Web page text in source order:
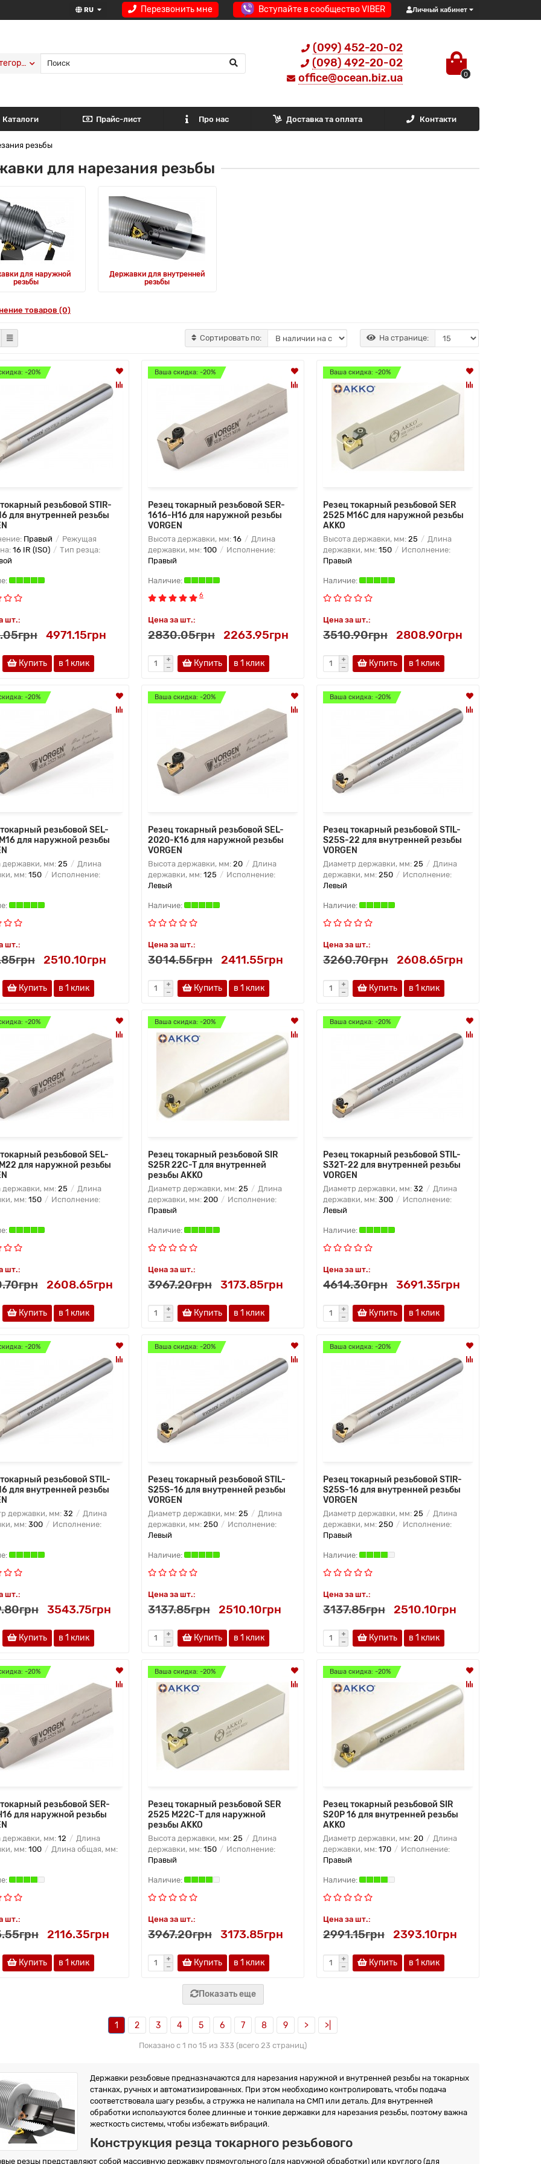
Перезвонить мне Вступайте в сообщество VIBER Личный кабинет
RU
(099) 452-20-02
(098) 492-20-02
office@ocean.biz.ua
0
Каталоги Прайс-лист Про нас Доставка та оплата Контакти
резьбы
для нарезания резьбы
для наружной
резьбы
Державки для внутренней
резьбы
товаров (0)
Сортировать по: На странице:
-20%
резьбовой STIR-
для внутренней резьбы
Правый
Режущая
16 IR (ISO)
Тип резца:
шт.:
4971.15грн
Купить в 1 клик
Ваша скидка: -20%
Резец токарный резьбовой SER-
1616-H16 для наружной резьбы
VORGEN
Высота державки, мм: 16
Длина
державки, мм: 100
Исполнение:
Правый
6
Цена за шт.:
2830.05грн 2263.95грн
Купить в 1 клик
Ваша скидка: -20%
Резец токарный резьбовой SER
2525 M16C для наружной резьбы
AKKO
Высота державки, мм: 25
Длина
державки, мм: 150
Исполнение:
Правый
Цена за шт.:
3510.90грн 2808.90грн
Купить в 1 клик
-20%
резьбовой SEL-
для наружной резьбы
державки, мм: 25
Длина
мм: 150
Исполнение:
шт.:
2510.10грн
Купить в 1 клик
Ваша скидка: -20%
Резец токарный резьбовой SEL-
2020-K16 для наружной резьбы
VORGEN
Высота державки, мм: 20
Длина
державки, мм: 125
Исполнение:
Левый
Цена за шт.:
3014.55грн 2411.55грн
Купить в 1 клик
Ваша скидка: -20%
Резец токарный резьбовой STIL-
S25S-22 для внутренней резьбы
VORGEN
Диаметр державки, мм: 25
Длина
державки, мм: 250
Исполнение:
Левый
Цена за шт.:
3260.70грн 2608.65грн
Купить в 1 клик
-20%
резьбовой SEL-
для наружной резьбы
державки, мм: 25
Длина
мм: 150
Исполнение:
шт.:
2608.65грн
Купить в 1 клик
Ваша скидка: -20%
Резец токарный резьбовой SIR
S25R 22C-T для внутренней
резьбы AKKO
Диаметр державки, мм: 25
Длина
державки, мм: 200
Исполнение:
Правый
Цена за шт.:
3967.20грн 3173.85грн
Купить в 1 клик
Ваша скидка: -20%
Резец токарный резьбовой STIL-
S32T-22 для внутренней резьбы
VORGEN
Диаметр державки, мм: 32
Длина
державки, мм: 300
Исполнение:
Левый
Цена за шт.:
4614.30грн 3691.35грн
Купить в 1 клик
-20%
резьбовой STIL-
для внутренней резьбы
державки, мм:32
Длина
мм: 300
Исполнение:
шт.:
3543.75грн
Купить в 1 клик
Ваша скидка: -20%
Резец токарный резьбовой STIL-
S25S-16 для внутренней резьбы
VORGEN
Диаметр державки, мм: 25
Длина
державки, мм: 250
Исполнение:
Левый
Цена за шт.:
3137.85грн 2510.10грн
Купить в 1 клик
Ваша скидка: -20%
Резец токарный резьбовой STIR-
S25S-16 для внутренней резьбы
VORGEN
Диаметр державки, мм: 25
Длина
державки, мм: 250
Исполнение:
Правый
Цена за шт.:
3137.85грн 2510.10грн
Купить в 1 клик
-20%
резьбовой SER-
для наружной резьбы
державки, мм: 12
Длина
мм: 100
Длина общая, мм:
шт.:
2116.35грн
Купить в 1 клик
Ваша скидка: -20%
Резец токарный резьбовой SER
2525 M22C-T для наружной
резьбы AKKO
Высота державки, мм: 25
Длина
державки, мм: 150
Исполнение:
Правый
Цена за шт.:
3967.20грн 3173.85грн
Купить в 1 клик
Ваша скидка: -20%
Резец токарный резьбовой SIR
S20P 16 для внутренней резьбы
AKKO
Диаметр державки, мм: 20
Длина
державки, мм: 170
Исполнение:
Правый
Цена за шт.:
2991.15грн 2393.10грн
Купить в 1 клик
Показать еще
1 2 3 4 5 6 7 8 9 > >|
Показано с 1 по 15 из 333 (всего 23 страниц)
Державки резьбовые предназначаются для нарезания наружной и внутренней резьбы на токарных
станках, ручных и автоматизированных. При этом необходимо контролировать, чтобы подача
соответствовала шагу резьбы, а стружка не налипала на СМП или деталь. Для внутренней
обработки используются более длинные и тонкие державки для нарезания резьбы, поэтому важна
жесткость системы, чтобы избежать вибраций.
Конструкция резца токарного резьбового
резцы представляют собой массивную державку прямоугольного (для наружной обработки) или круглого (для